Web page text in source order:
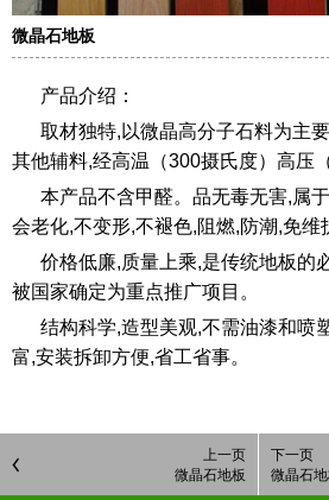
微晶石地板
产品介绍：
取材独特,以微晶高分子石料为主
其他辅料,经高温（300摄氏度）高压
本产品不含甲醛。品无毒无害,属
会老化,不变形,不褪色,阻燃,防潮,免维
价格低廉,质量上乘,是传统地板的
被国家确定为重点推广项目。
结构科学,造型美观,不需油漆和喷
富,安装拆卸方便,省工省事。
上一页
微晶石地板
下一页
微晶石